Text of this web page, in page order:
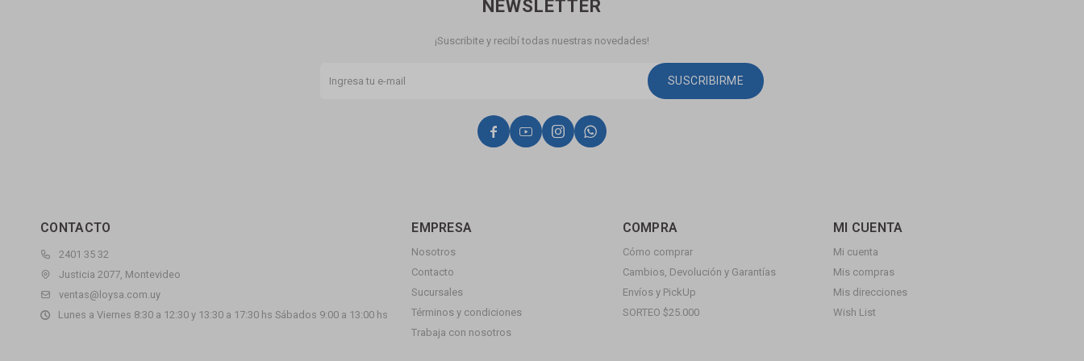
CONTACTO
2401 35 32
Justicia 2077, Montevideo
ventas@loysa.com.uy
Lunes a Viernes 8:30 a 12:30 y 13:30 a 17:30 hs Sábados 9:00 a 13:00 hs
EMPRESA
Nosotros
Contacto
Sucursales
Términos y condiciones
Trabaja con nosotros
COMPRA
Cómo comprar
Cambios, Devolución y Garantías
Envíos y PickUp
SORTEO $25.000
MI CUENTA
Mi cuenta
Mis compras
Mis direcciones
Wish List
NEWSLETTER
¡Suscribite y recibí todas nuestras novedades!
SUSCRIBIRME
   